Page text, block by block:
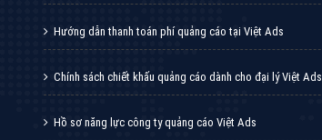
Hướng dẫn thanh toán phí quảng cáo tại Việt Ads
Chính sách chiết khấu quảng cáo dành cho đại lý Việt Ads
Hồ sơ năng lực công ty quảng cáo Việt Ads